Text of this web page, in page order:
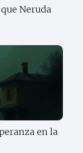
Neruda
en la